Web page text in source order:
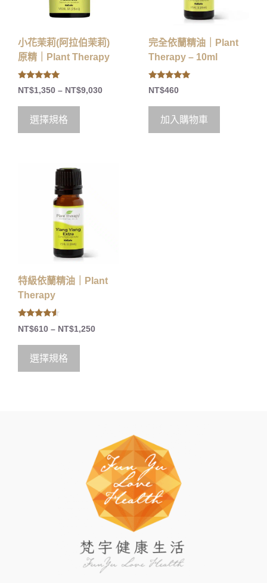
小花茉莉(阿拉伯茉莉)
原精｜Plant Therapy
5.00
out of 5
NT$1,350 – NT$9,030
選擇規格
完全依蘭精油｜Plant
Therapy – 10ml
5.00
out of 5
NT$460
加入購物車
特級依蘭精油｜Plant
Therapy
4.33
out of 5
NT$610 – NT$1,250
選擇規格